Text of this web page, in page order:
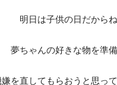
明日は子供の日だからね
夢ちゃんの好きな物を準
を直してもらおうと思って